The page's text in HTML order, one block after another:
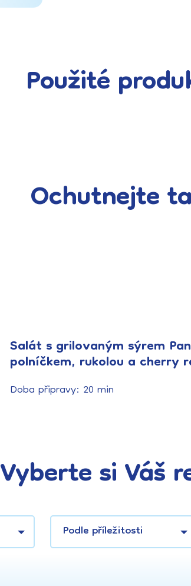
Použité
Ochutnejte
Salát s grilovaným sýrem
polníčkem, rukolou a cherry
Doba připravy: 20 min
Vyberte si Váš
Podle příležitosti